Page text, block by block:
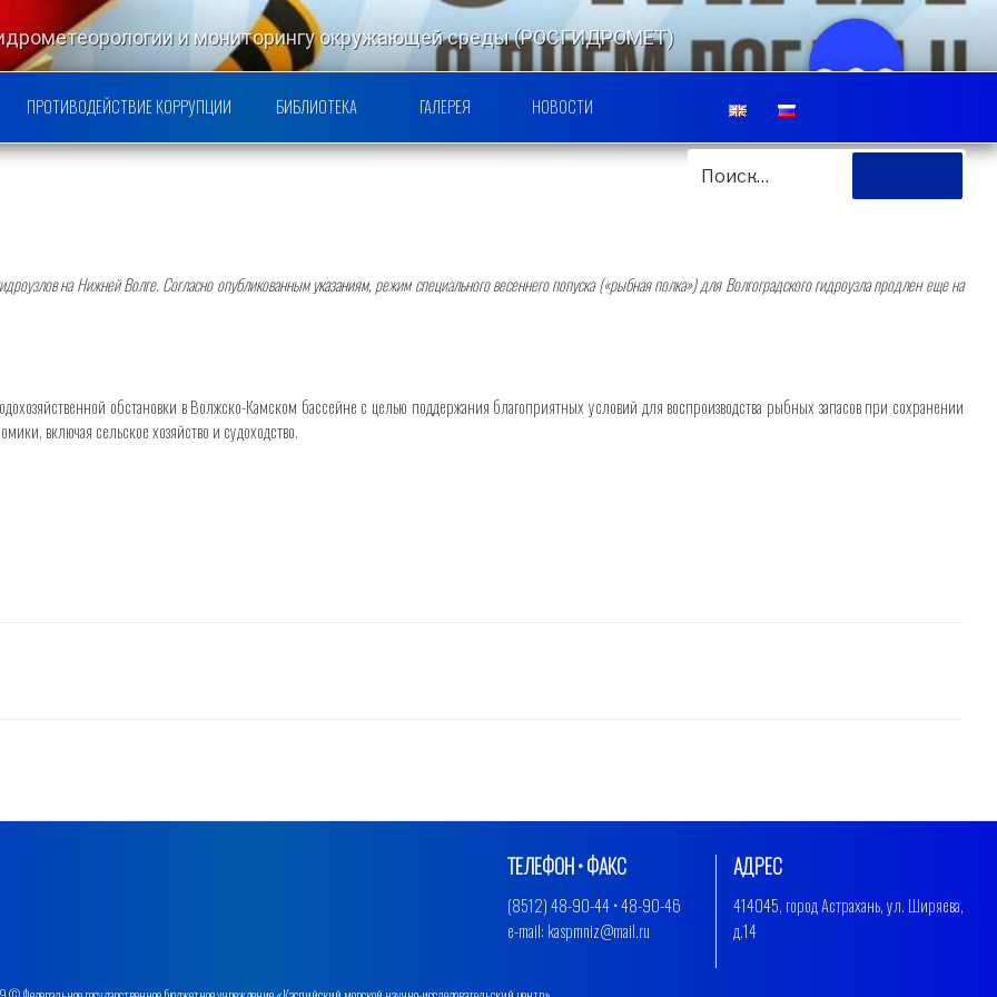
и мониторингу окружающей среды (РОСГИДРОМЕТ)
НАУЧНО-ИССЛЕДОВАТЕЛЬСКИЙ ЦЕНТР
ПРОТИВОДЕЙСТВИЕ КОРРУПЦИИ БИБЛИОТЕКА ГАЛЕРЕЯ НОВОСТИ
ИСКАТЬ:
на Нижней Волге. Согласно опубликованнымуказаниям, режим специального весеннего попуска («рыбная полка») для Волгоградского гидроузла продлен еще на
обстановки в Волжско-Камском бассейне с целью поддержания благоприятных условий для воспроизводства рыбных запасов при сохранении
включая сельское хозяйство и судоходство.
АДРЕС
414045, город Астрахань, ул. Ширяева,
д.14
ТЕЛЕФОН • ФАКС
(8512) 48-90-44 • 48-90-46
e-mail: kaspmniz@mail.ru